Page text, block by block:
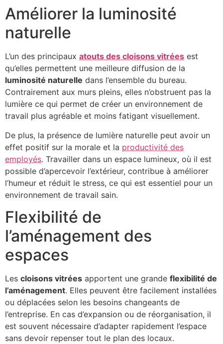
Améliorer la luminosité
naturelle
L’un des principaux atouts des cloisons vitrées est
qu’elles permettent une meilleure diffusion de la
luminosité naturelle dans l’ensemble du bureau.
Contrairement aux murs pleins, elles n’obstruent pas la
lumière ce qui permet de créer un environnement de
travail plus agréable et moins fatigant visuellement.
De plus, la présence de lumière naturelle peut avoir un
effet positif sur la morale et la productivité des
employés. Travailler dans un espace lumineux, où il est
possible d’apercevoir l’extérieur, contribue à améliorer
l’humeur et réduit le stress, ce qui est essentiel pour un
environnement de travail sain.
Flexibilité de
l’aménagement des
espaces
Les cloisons vitrées apportent une grande flexibilité de
l’aménagement. Elles peuvent être facilement installées
ou déplacées selon les besoins changeants de
l’entreprise. En cas d’expansion ou de réorganisation, il
est souvent nécessaire d’adapter rapidement l’espace
sans devoir repenser tout le plan des locaux.